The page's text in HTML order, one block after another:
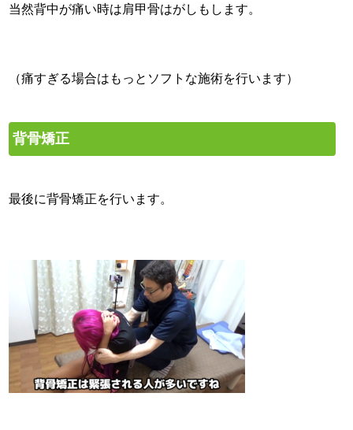
当然背中が痛い時は肩甲骨はがしもします。
（痛すぎる場合はもっとソフトな施術を行います）
背骨矯正
最後に背骨矯正を行います。